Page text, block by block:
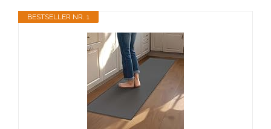
BESTSELLER NR. 1